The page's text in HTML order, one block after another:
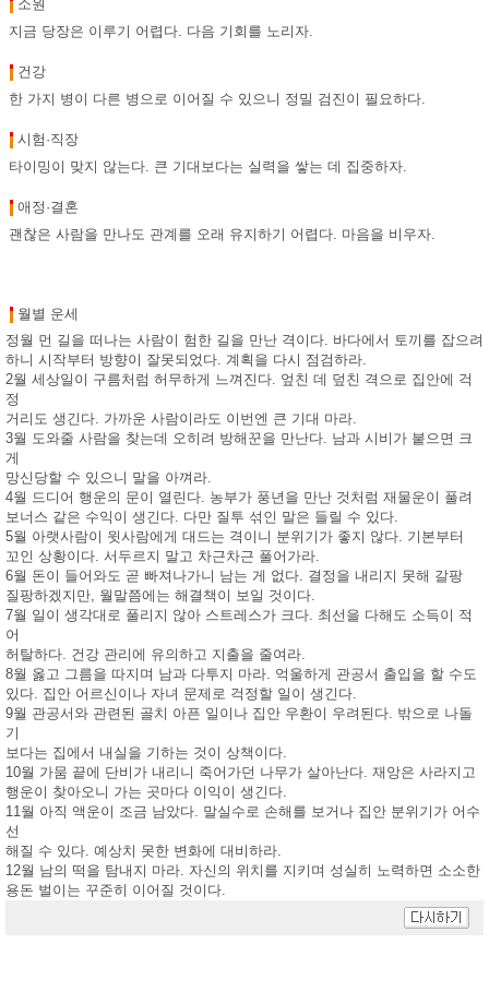
소원
지금 당장은 이루기 어렵다. 다음 기회를 노리자.
건강
한 가지 병이 다른 병으로 이어질 수 있으니 정밀 검진이 필요하다.
시험·직장
타이밍이 맞지 않는다. 큰 기대보다는 실력을 쌓는 데 집중하자.
애정·결혼
괜찮은 사람을 만나도 관계를 오래 유지하기 어렵다. 마음을 비우자.
월별 운세
정월 먼 길을 떠나는 사람이 험한 길을 만난 격이다. 바다에서 토끼를 잡으려
하니 시작부터 방향이 잘못되었다. 계획을 다시 점검하라.
2월 세상일이 구름처럼 허무하게 느껴진다. 엎친 데 덮친 격으로 집안에 걱
정
거리도 생긴다. 가까운 사람이라도 이번엔 큰 기대 마라.
3월 도와줄 사람을 찾는데 오히려 방해꾼을 만난다. 남과 시비가 붙으면 크
게
망신당할 수 있으니 말을 아껴라.
4월 드디어 행운의 문이 열린다. 농부가 풍년을 만난 것처럼 재물운이 풀려
보너스 같은 수익이 생긴다. 다만 질투 섞인 말은 들릴 수 있다.
5월 아랫사람이 윗사람에게 대드는 격이니 분위기가 좋지 않다. 기본부터
꼬인 상황이다. 서두르지 말고 차근차근 풀어가라.
6월 돈이 들어와도 곧 빠져나가니 남는 게 없다. 결정을 내리지 못해 갈팡
질팡하겠지만, 월말쯤에는 해결책이 보일 것이다.
7월 일이 생각대로 풀리지 않아 스트레스가 크다. 최선을 다해도 소득이 적
어
허탈하다. 건강 관리에 유의하고 지출을 줄여라.
8월 옳고 그름을 따지며 남과 다투지 마라. 억울하게 관공서 출입을 할 수도
있다. 집안 어르신이나 자녀 문제로 걱정할 일이 생긴다.
9월 관공서와 관련된 골치 아픈 일이나 집안 우환이 우려된다. 밖으로 나돌
기
보다는 집에서 내실을 기하는 것이 상책이다.
10월 가뭄 끝에 단비가 내리니 죽어가던 나무가 살아난다. 재앙은 사라지고
행운이 찾아오니 가는 곳마다 이익이 생긴다.
11월 아직 액운이 조금 남았다. 말실수로 손해를 보거나 집안 분위기가 어수
선
해질 수 있다. 예상치 못한 변화에 대비하라.
12월 남의 떡을 탐내지 마라. 자신의 위치를 지키며 성실히 노력하면 소소한
용돈 벌이는 꾸준히 이어질 것이다.